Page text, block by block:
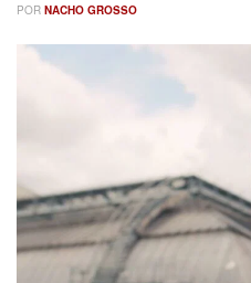
POR NACHO GROSSO